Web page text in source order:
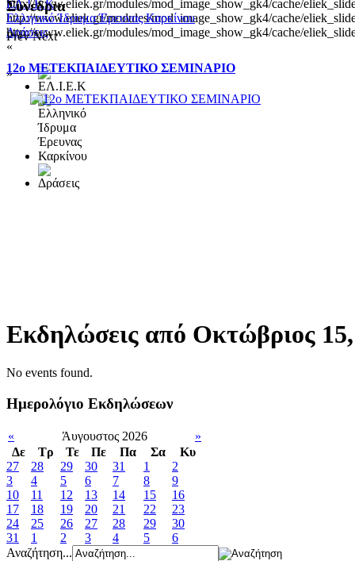
http://www.eliek.gr/modules/mod_image_show_gk4/cache/
http://www.eliek.gr/modules/mod_image_show_gk4/cache/
http://www.eliek.gr/modules/mod_image_show_gk4/cache/
ΕΛ.Ι.Ε.Κ
Ελληνικό Ίδρυμα Έρευνας Καρκίνου
Δράσεις
«
»
Συνεδρια
Prev Next
12ο ΜΕΤΕΚΠΑΙΔΕΥΤΙΚΟ ΣΕΜΙΝΑΡΙΟ
Εκδηλώσεις από Οκτώβριος
No events found.
Ημερολόγιο Εκδηλώσεων
« Άυγουστος 2026
»
Δε
Tρ Τε Πε Πα Σα
Κυ
27
28 29 30 31 1
2
3
4 5 6 7 8
9
10
11 12 13 14 15
16
17
18 19 20 21 22
23
24
25 26 27 28 29
30
31
1 2 3 4 5
6
Αναζήτηση...